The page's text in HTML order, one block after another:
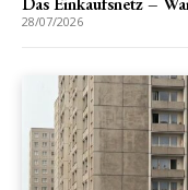
28/07/2026